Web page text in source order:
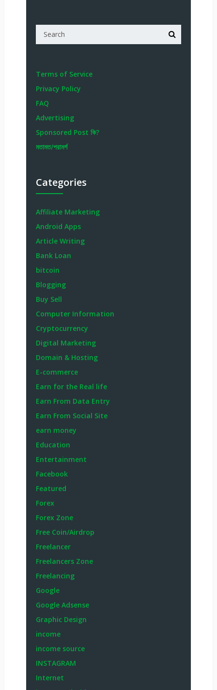
Terms of Service
Privacy Policy
FAQ
Advertising
Sponsored Post কি?
মতামত/পরামর্শ
Categories
Affiliate Marketing
Android Apps
Article Writing
Bank Loan
bitcoin
Blogging
Buy Sell
Computer Information
Cryptocurrency
Digital Marketing
Domain & Hosting
E-commerce
Earn for the Real life
Earn From Data Entry
Earn From Social Site
earn money
Education
Entertainment
Facebook
Featured
Forex
Forex Zone
Free Coin/Airdrop
Freelancer
Freelancers Zone
Freelancing
Google
Google Adsense
Graphic Design
income
income source
INSTAGRAM
Internet